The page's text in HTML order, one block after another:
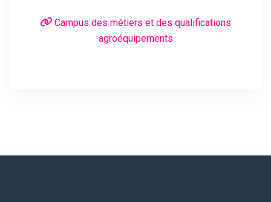
Campus des métiers et des qualifications
agroéquipements